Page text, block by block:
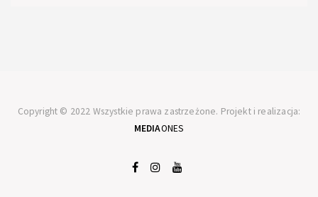
Copyright © 2022 Wszystkie prawa zastrzeżone. Projekt i realizacja:
MEDIAONES